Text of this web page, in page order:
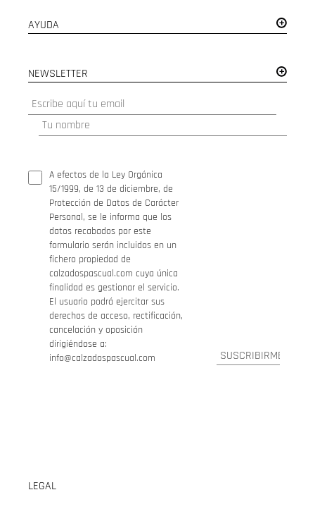
AYUDA
NEWSLETTER
A efectos de la Ley Orgánica
15/1999, de 13 de diciembre, de
Protección de Datos de Carácter
Personal, se le informa que los
datos recabados por este
formulario serán incluidos en un
fichero propiedad de
calzadospascual.com cuya única
finalidad es gestionar el servicio.
El usuario podrá ejercitar sus
derechos de acceso, rectificación,
cancelación y oposición
dirigiéndose a:
info@calzadospascual.com
LEGAL